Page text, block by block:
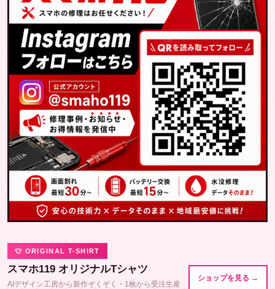
👕 ORIGINAL T-SHIRT
スマホ119 オリジナルTシャツ
AIデザイン工房から新作ぞくぞく・1枚から受注生産
ショップを見る →